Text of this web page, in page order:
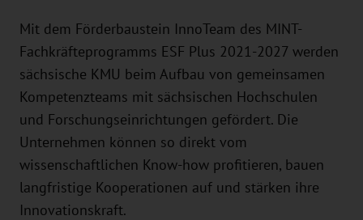
Mit dem Förderbaustein InnoTeam des MINT-
Fachkräfteprogramms ESF Plus 2021-2027 werden
sächsische KMU beim Aufbau von gemeinsamen
Kompetenzteams mit sächsischen Hochschulen
und Forschungseinrichtungen gefördert. Die
Unternehmen können so direkt vom
wissenschaftlichen Know-how profitieren, bauen
langfristige Kooperationen auf und stärken ihre
Innovationskraft.